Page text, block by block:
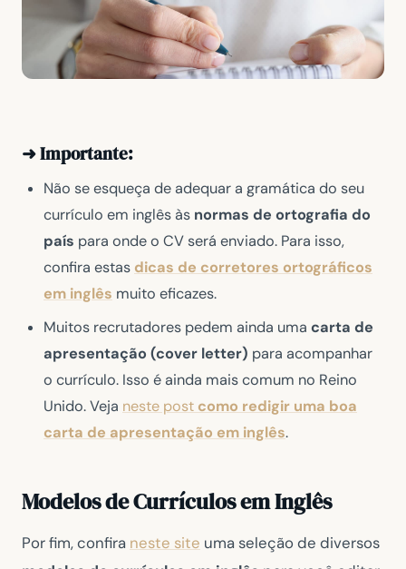
➜ Importante:
Não se esqueça de adequar a gramática do seu
currículo em inglês às normas de ortografia do
país para onde o CV será enviado. Para isso,
confira estas dicas de corretores ortográficos
em inglês muito eficazes.
Muitos recrutadores pedem ainda uma carta de
apresentação (cover letter) para acompanhar
o currículo. Isso é ainda mais comum no Reino
Unido. Veja neste post como redigir uma boa
carta de apresentação em inglês.
Modelos de Currículos em Inglês
Por fim, confira neste site uma seleção de diversos